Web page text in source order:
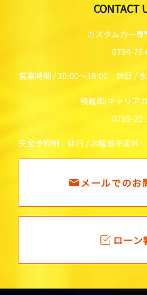
ローン
メールでのお
積載車(キャリア
0795-
完全予約制 休日 / 水曜他不定休
カスタムカー
0794-
営業時間 / 10:00～18:00 休日 /
CONTACT